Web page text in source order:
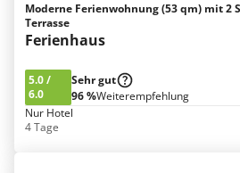
Moderne Ferienwohnung (53 qm) mit 2
Terrasse
Ferienhaus
5.0/
6.0
Sehr gut
96 %Weiterempfehlung
Nur Hotel
4 Tage